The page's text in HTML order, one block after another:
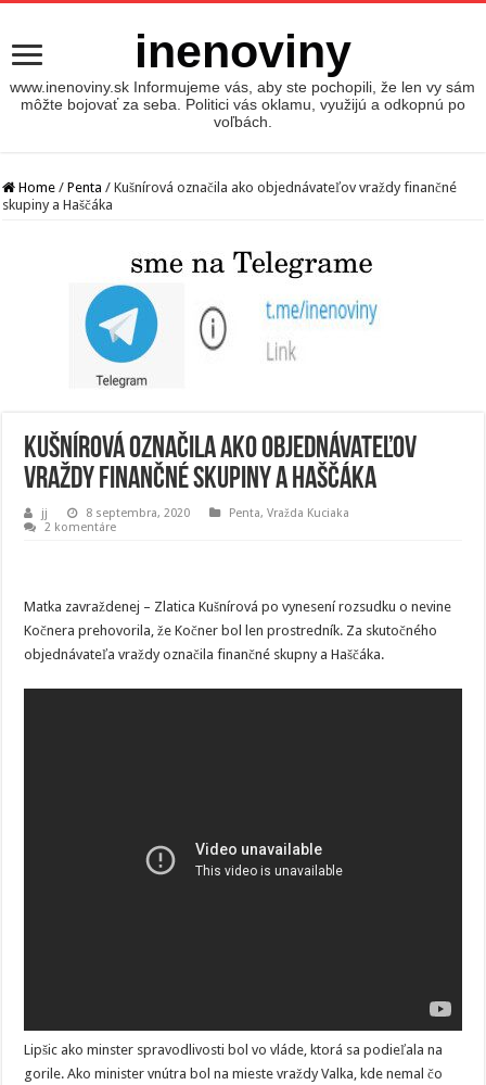
inenoviny
www.inenoviny.sk Informujeme vás, aby ste pochopili, že len vy sám
môžte bojovať za seba. Politici vás oklamu, využijú a odkopnú po
voľbách.
Home / Penta / Kušnírová označila ako objednávateľov vraždy finančné
skupiny a Haščáka
Kušnírová označila ako objednávateľov
vraždy finančné skupiny a Haščáka
jj 8 septembra, 2020 Penta,Vražda Kuciaka
2 komentáre
Matka zavraždenej – Zlatica Kušnírová po vynesení rozsudku o nevine
Kočnera prehovorila, že Kočner bol len prostredník. Za skutočného
objednávateľa vraždy označila finančné skupny a Haščáka.
Lipšic ako minster spravodlivosti bol vo vláde, ktorá sa podieľala na
gorile. Ako minister vnútra bol na mieste vraždy Valka, kde nemal čo